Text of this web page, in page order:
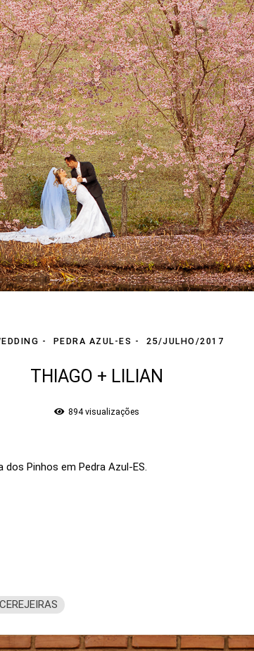
PEDRA AZUL-ES 25/JULHO/2017
THIAGO + LILIAN
894visualizações
Pinhos em Pedra Azul-ES.
CEREJEIRAS